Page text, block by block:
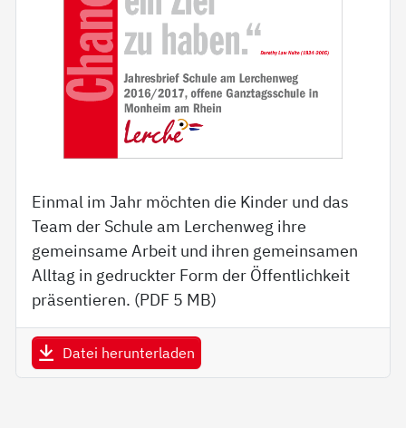
Einmal im Jahr möchten die Kinder und das
Team der Schule am Lerchenweg ihre
gemeinsame Arbeit und ihren gemeinsamen
Alltag in gedruckter Form der Öffentlichkeit
präsentieren. (PDF 5 MB)
Datei herunterladen